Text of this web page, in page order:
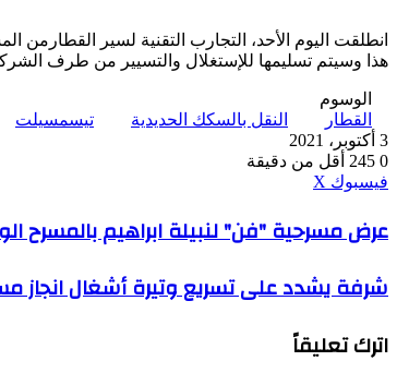
انطلقت اليوم الأحد، التجارب التقنية لسير القطارمن المسيلة إلى تيسمسيلت
هذا وسيتم تسليمها للإستغلال والتسيير من طرف
الوسوم
القطار
النقل بالسكك الحديدية
تيسمسيلت
3 أكتوبر، 2021
0
أقل من دقيقة
فيسبوك ‫X
عرض
مسرحية
لنبيلة
ابراهيم
الوطني
عرض مسرحية "فن" لنبيلة ابراهيم بالمسرح
شرفة
يشدد
تسريع
وتيرة
شرفة يشدد على تسريع وتيرة أشغال انجاز
اترك تعليقاً